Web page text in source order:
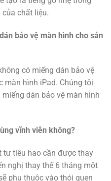
chất liệu.
bảo vệ màn hình cho sản
có miếng dán bảo vệ
màn hình iPad. Chúng tôi
dán bảo vệ màn hình
vĩnh viễn không?
tư tiêu hao cần được thay
nghị thay thế 6 tháng một
phụ thuộc vào thói quen